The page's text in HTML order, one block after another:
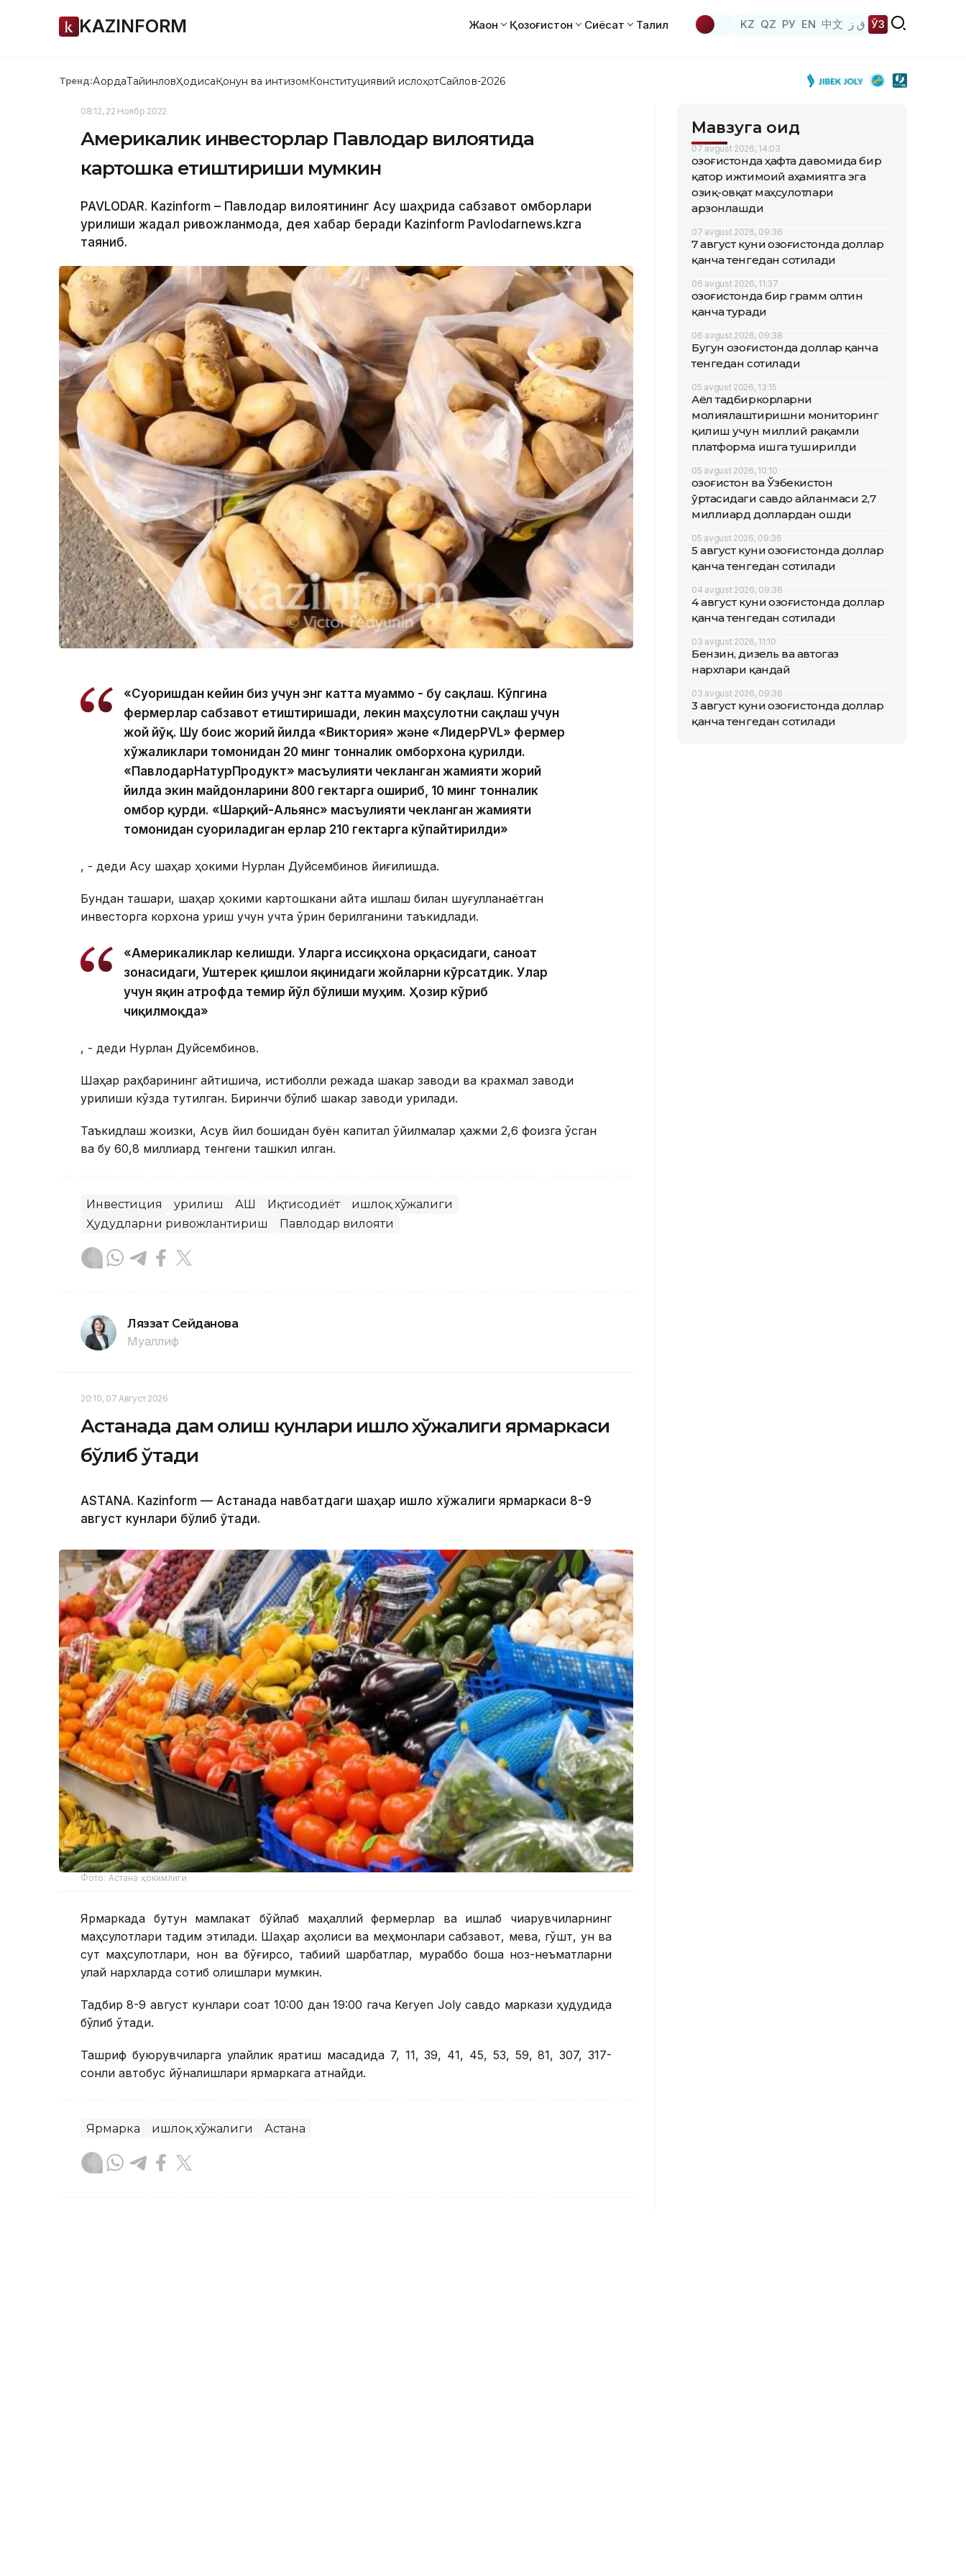
KAZINFORM Жаҳон Қозоғистон Сиёсат Таҳлил KZ QZ РУ EN 中文 ق ز ЎЗ
Тренд:АқордаТайинловҲодисаҚонун ва интизомКонституциявий ислоҳотСайлов-2026
08:12, 22 Ноябр 2022
Америкалик инвесторлар Павлодар вилоятида
картошка етиштириши мумкин
PAVLODAR. Kazinform – Павлодар вилоятининг Ақсу шаҳрида сабзавот омборлари
қурилиши жадал ривожланмоқда, дея хабар беради Kazinform Pavlodarnews.kzга
таяниб.
«Суғоришдан кейин биз учун энг катта муаммо - бу сақлаш. Кўпгина
фермерлар сабзавот етиштиришади, лекин маҳсулотни сақлаш учун
жой йўқ. Шу боис жорий йилда «Виктория» және «ЛидерPVL» фермер
хўжаликлари томонидан 20 минг тонналик омборхона қурилди.
«ПавлодарНатурПродукт» масъулияти чекланган жамияти жорий
йилда экин майдонларини 800 гектарга ошириб, 10 минг тонналик
омбор қурди. «Шарқий-Альянс» масъулияти чекланган жамияти
томонидан суғориладиган ерлар 210 гектарга кўпайтирилди»
, - деди Ақсу шаҳар ҳокими Нурлан Дуйсембинов йиғилишда.
Бундан ташқари, шаҳар ҳокими картошкани қайта ишлаш билан шуғулланаётган
инвесторга корхона қуриш учун учта ўрин берилганини таъкидлади.
«Америкаликлар келишди. Уларга иссиқхона орқасидаги, саноат
зонасидаги, Уштерек қишлоғи яқинидаги жойларни кўрсатдик. Улар
учун яқин атрофда темир йўл бўлиши муҳим. Ҳозир кўриб
чиқилмоқда»
, - деди Нурлан Дуйсембинов.
Шаҳар раҳбарининг айтишича, истиқболли режада шакар заводи ва крахмал заводи
қурилиши кўзда тутилган. Биринчи бўлиб шакар заводи қурилади.
Таъкидлаш жоизки, Ақсув йил бошидан буён капитал қўйилмалар ҳажми 2,6 фоизга ўсган
ва бу 60,8 миллиард тенгени ташкил қилган.
Инвестиция Қурилиш АҚШ Иқтисодиёт
Қишлоқ хўжалиги
Ҳудудларни ривожлантириш
Павлодар вилояти
Ляззат Сейданова
Муаллиф
20:10, 07 Август 2026
Астанада дам олиш кунлари қишлоқ хўжалиги ярмаркаси
бўлиб ўтади
ASTANА. Кazinform — Астанада навбатдаги шаҳар қишлоқ хўжалиги ярмаркаси 8-9
август кунлари бўлиб ўтади.
Фото: Астана ҳокимлиги
Ярмаркада бутун мамлакат бўйлаб маҳаллий фермерлар ва ишлаб чиқарувчиларнинг
маҳсулотлари тақдим этилади. Шаҳар аҳолиси ва меҳмонлари сабзавот, мева, гўшт, ун ва
сут маҳсулотлари, нон ва бўғирсоқ, табиий шарбатлар, мураббо бошқа ноз-неъматларни
қулай нархларда сотиб олишлари мумкин.
Тадбир 8-9 август кунлари соат 10:00 дан 19:00 гача Keryen Joly савдо маркази ҳудудида
бўлиб ўтади.
Ташриф буюрувчиларга қулайлик яратиш мақсадида 7, 11, 39, 41, 45, 53, 59, 81, 307, 317-
сонли автобус йўналишлари ярмаркага қатнайди.
Ярмарка Қишлоқ хўжалиги Астана
Мавзуга оид
07 avgust 2026, 14:03
Қозоғистонда ҳафта давомида бир
қатор ижтимоий аҳамиятга эга
озиқ-овқат маҳсулотлари
арзонлашди
07 avgust 2026, 09:36
7 август куни Қозоғистонда доллар
қанча тенгедан сотилади
06 avgust 2026, 11:37
Қозоғистонда бир грамм олтин
қанча туради
06 avgust 2026, 09:38
Бугун Қозоғистонда доллар қанча
тенгедан сотилади
05 avgust 2026, 13:15
Аёл тадбиркорларни
молиялаштиришни мониторинг
қилиш учун миллий рақамли
платформа ишга туширилди
05 avgust 2026, 10:10
Қозоғистон ва Ўзбекистон
ўртасидаги савдо айланмаси 2,7
миллиард доллардан ошди
05 avgust 2026, 09:36
5 август куни Қозоғистонда доллар
қанча тенгедан сотилади
04 avgust 2026, 09:36
4 август куни Қозоғистонда доллар
қанча тенгедан сотилади
03 avgust 2026, 11:10
Бензин, дизель ва автогаз
нархлари қандай
03 avgust 2026, 09:36
3 август куни Қозоғистонда доллар
қанча тенгедан сотилади